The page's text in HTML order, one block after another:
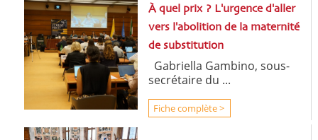
À quel prix ? L'urgence d'aller
vers l'abolition de la maternité
de substitution
Gabriella Gambino, sous-
secrétaire du ...
Fiche complète >